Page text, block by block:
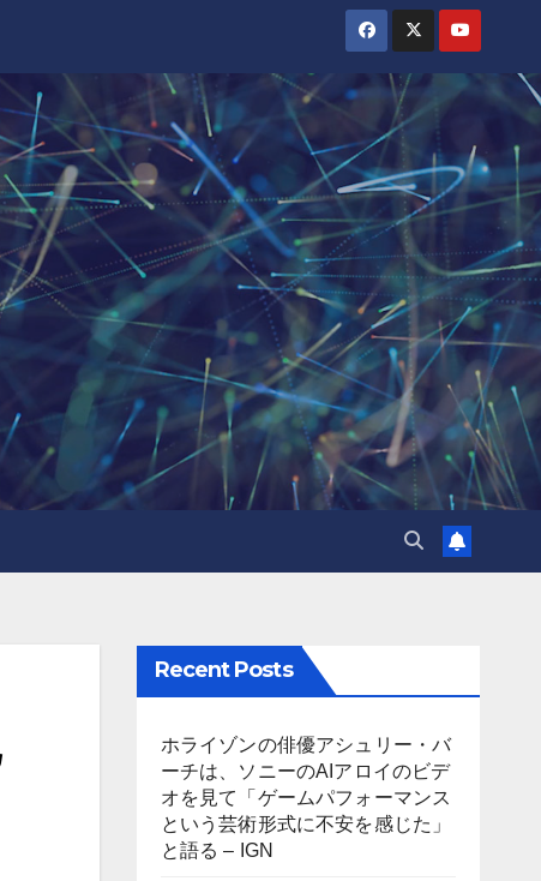
Recent Posts
ホライゾンの俳優アシュリー・バ
ーチは、ソニーのAIアロイのビデ
オを見て「ゲームパフォーマンス
という芸術形式に不安を感じた」
と語る – IGN